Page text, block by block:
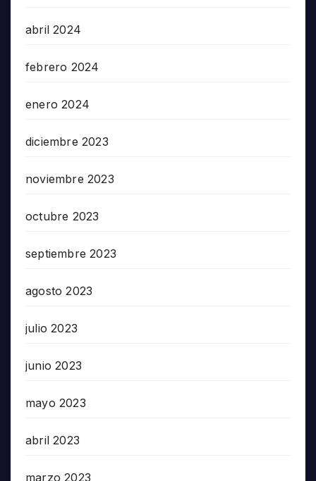
abril 2024
febrero 2024
enero 2024
diciembre 2023
noviembre 2023
octubre 2023
septiembre 2023
agosto 2023
julio 2023
junio 2023
mayo 2023
abril 2023
marzo 2023